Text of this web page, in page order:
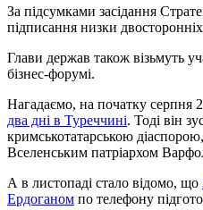
За підсумками засідання
підписання низки
Глави держав також візьмуть
бізнес-форумі.
Нагадаємо, на початку серпня
два дні в Туреччині. Тоді він
кримськотатарською
Вселенським патріархом
А в листопаді стало відомо, що
Ердоганом по телефону